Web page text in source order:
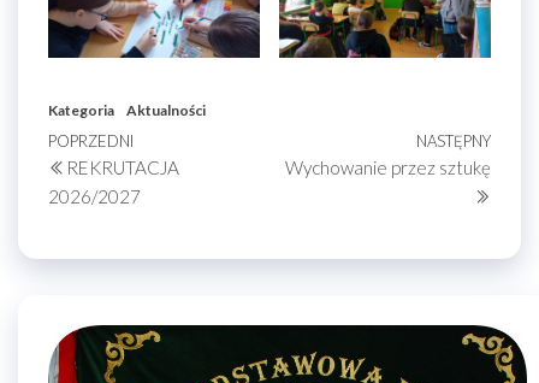
Kategoria Aktualności
Nawigacja
wpisu
Poprzedni
wpis
POPRZEDNI
REKRUTACJA
2026/2027
NASTĘPNY
Wychowanie przez sztukę